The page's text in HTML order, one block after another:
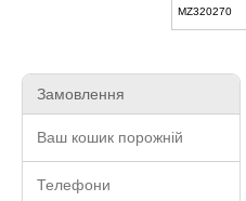
MZ320270
Замовлення
Ваш кошик порожній
Телефони